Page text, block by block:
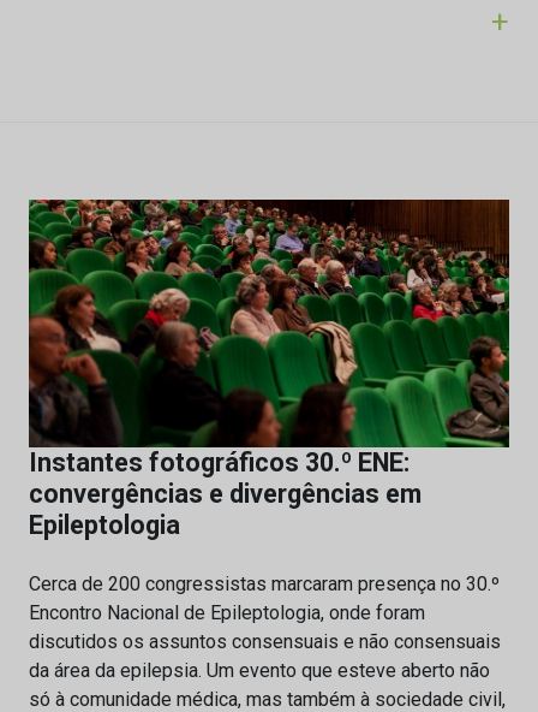
+
Instantes fotográficos 30.º ENE:
convergências e divergências em
Epileptologia
Cerca de 200 congressistas marcaram presença no 30.º
Encontro Nacional de Epileptologia, onde foram
discutidos os assuntos consensuais e não consensuais
da área da epilepsia. Um evento que esteve aberto não
só à comunidade médica, mas também à sociedade civil,